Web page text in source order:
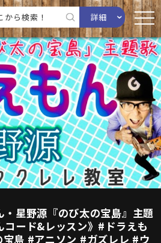
詳細
・星野源『のび太の宝島』主題
コード&レッスン》#ドラえも
島 #アニソン #ガズレレ #ウ